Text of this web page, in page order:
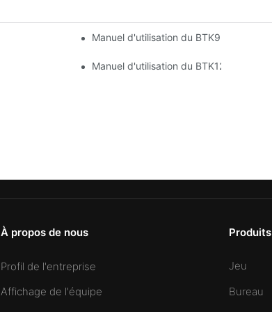
Manuel d'utilisation du BTK9330
Manuel d'utilisation du BTK1200
À propos de nous
Profil de l'entreprise
Affichage de l'équipe
Produits
Jeu
Bureau